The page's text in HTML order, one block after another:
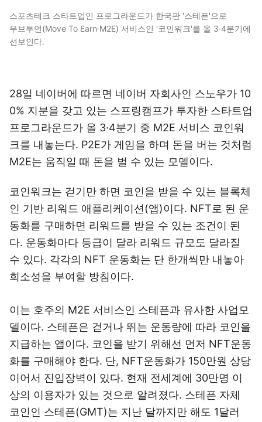
스포츠테크 스타트업인 프로그라운드가 한국판 '스테픈'으로
무브투언(Move To Earn·M2E) 서비스인 '코인워크'를 올 3·4분기에
선보인다.
28일 네이버에 따르면 네이버 자회사인 스노우가 10
0% 지분을 갖고 있는 스프링캠프가 투자한 스타트업
프로그라운드가 올 3·4분기 중 M2E 서비스 코인워
크를 내놓는다. P2E가 게임을 하며 돈을 버는 것처럼
M2E는 움직일 때 돈을 벌 수 있는 모델이다.
코인워크는 걷기만 하면 코인을 받을 수 있는 블록체
인 기반 리워드 애플리케이션(앱)이다. NFT로 된 운
동화를 구매하면 리워드를 받을 수 있는 조건이 된
다. 운동화마다 등급이 달라 리워드 규모도 달라질
수 있다. 각각의 NFT 운동화는 단 한개씩만 내놓아
희소성을 부여할 방침이다.
이는 호주의 M2E 서비스인 스테픈과 유사한 사업모
델이다. 스테픈은 걷거나 뛰는 운동량에 따라 코인을
지급하는 앱이다. 코인을 받기 위해선 먼저 NFT운동
화를 구매해야 한다. 단, NFT운동화가 150만원 상당
이어서 진입장벽이 있다. 현재 전세계에 30만명 이
상의 이용자가 있는 것으로 알려졌다. 스테픈 자체
코인인 스테픈(GMT)는 지난 달까지만 해도 1달러